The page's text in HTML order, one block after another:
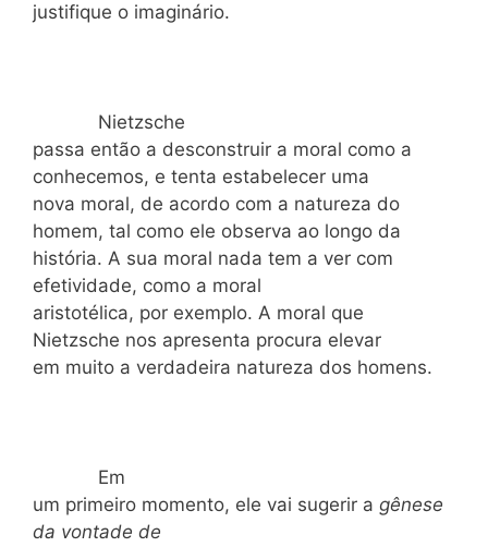
justifique o imaginário.
Nietzsche
passa então a desconstruir a moral como a
conhecemos, e tenta estabelecer uma
nova moral, de acordo com a natureza do
homem, tal como ele observa ao longo da
história. A sua moral nada tem a ver com
efetividade, como a moral
aristotélica, por exemplo. A moral que
Nietzsche nos apresenta procura elevar
em muito a verdadeira natureza dos homens.
Em
um primeiro momento, ele vai sugerir a gênese
da vontade de